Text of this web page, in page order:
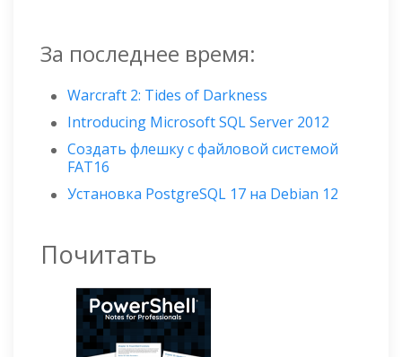
За последнее время:
Warcraft 2: Tides of Darkness
Introducing Microsoft SQL Server 2012
Создать флешку с файловой системой
FAT16
Установка PostgreSQL 17 на Debian 12
Почитать